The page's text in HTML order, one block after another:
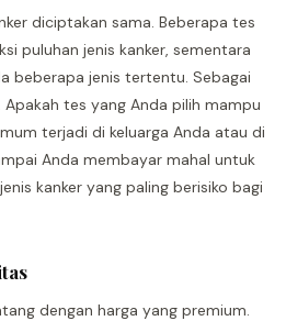
diciptakan sama. Beberapa tes
puluhan jenis kanker, sementara
beberapa jenis tertentu. Sebagai
Apakah tes yang Anda pilih mampu
terjadi di keluarga Anda atau di
Anda membayar mahal untuk
kanker yang paling berisiko bagi
dengan harga yang premium.